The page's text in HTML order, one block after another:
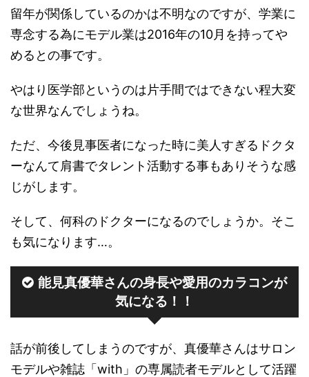
留年が関係しているのかは不明なのですが、学業に
専念する為にモデル業は2016年の10月を持ってや
めるとの事です。
やはり医学部というのは片手間ではできない程大変
な世界なんでしょうね。
ただ、今後見事医者になった時に美人すぎるドクタ
ーなんて肩書でタレント活動する事もありそうな感
じがします。
そして、何科のドクターになるのでしょうか。そこ
も気になります…。
能見真優華さんの身長や愛用のカラコンが
気になる！！
話が前後してしまうのですが、真優華さんはサロン
モデルや雑誌「with」の専属読者モデルとして活躍